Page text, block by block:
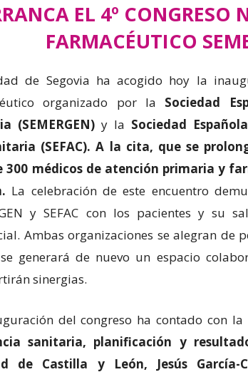
EL 4º CONGRESO
FARMACÉUTICO
de Segovia ha acogido hoy la
organizado por la Sociedad
(SEMERGEN) y la Sociedad
(SEFAC). A la cita, que se
300 médicos de atención primaria y
La celebración de este encuentro
y SEFAC con los pacientes y su
Ambas organizaciones se alegran de
generará de nuevo un espacio
sinergias.
del congreso ha contado con
sanitaria, planificación y
de Castilla y León, Jesús García-